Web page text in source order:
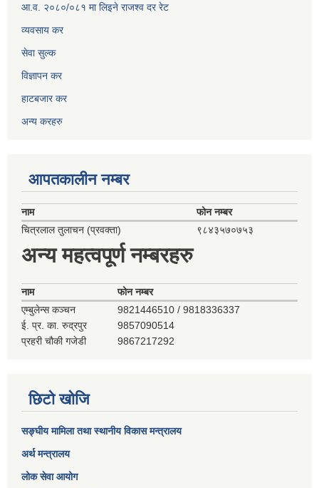
आ.व. २०८०/०८१ मा लिइने राजश्व दर रेट
व्यवसाय कर
सेवा सुल्क
विज्ञापन कर
हाटबजार कर
अन्य करहरु
आपतकालीन नम्बर
नाम
फोन नम्बर
चित्रलाल तुलाचन (प्रवक्ता)
९८४३५७०७५३
अन्य महत्वपूर्ण नम्बरहरु
नाम
फोन नम्बर
एम्बुलेन्स कञ्‍चन
9821446510 / 9818336337
ई. प्र. का. रुद्रपुर
9857090514
प्रहरी चौकी गजेडी
9867217292
छिटो खोजि
सङ्घीय मामिला तथा स्थानीय विकास मन्त्रालय
अर्थ मन्त्रालय
लोक सेवा आयोग